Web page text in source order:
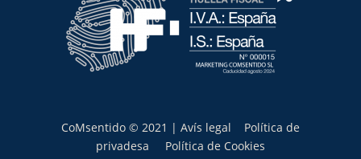
CoMsentido © 2021 | Avís legal
Política de
privadesa
Política de Cookies